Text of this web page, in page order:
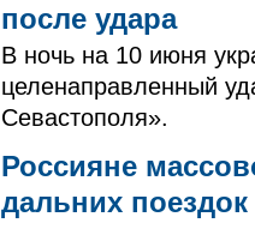
после удара
В ночь на 10 июня
целенаправленный
Севастополя».
Россияне
дальних